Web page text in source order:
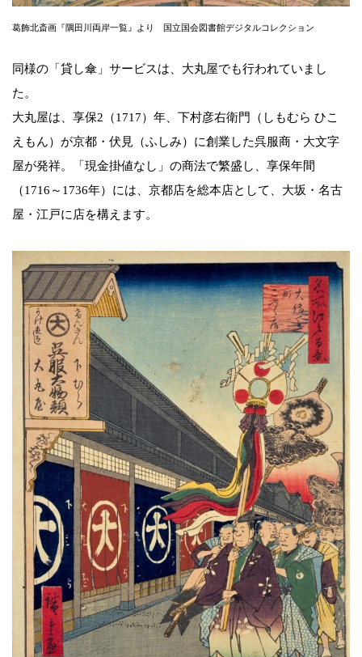
葛飾北斎画『隅田川両岸一覧』より 国立国会図書館デジタルコレクション
同様の「貸し傘」サービスは、大丸屋でも行われていまし
た。
大丸屋は、享保2（1717）年、下村彦右衛門（しもむら ひこ
えもん）が京都・伏見（ふしみ）に創業した呉服商・大文字
屋が発祥。「現金掛値なし」の商法で繁盛し、享保年間
（1716～1736年）には、京都店を総本店として、大坂・名古
屋・江戸に店を構えます。